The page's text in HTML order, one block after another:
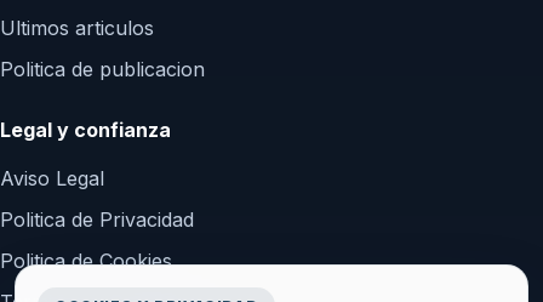
Ultimos articulos
Politica de publicacion
Legal y confianza
Aviso Legal
Politica de Privacidad
Politica de Cookies